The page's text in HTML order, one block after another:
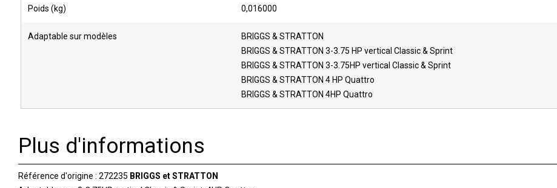
Poids (kg) 0,016000
Adaptable sur modèles
BRIGGS & STRATTON
BRIGGS & STRATTON 3-3.75 HP vertical Classic & Sprint
BRIGGS & STRATTON 3-3.75HP vertical Classic & Sprint
BRIGGS & STRATTON 4 HP Quattro
BRIGGS & STRATTON 4HP Quattro
Plus d'informations
Référence d'origine : 272235 BRIGGS et STRATTON